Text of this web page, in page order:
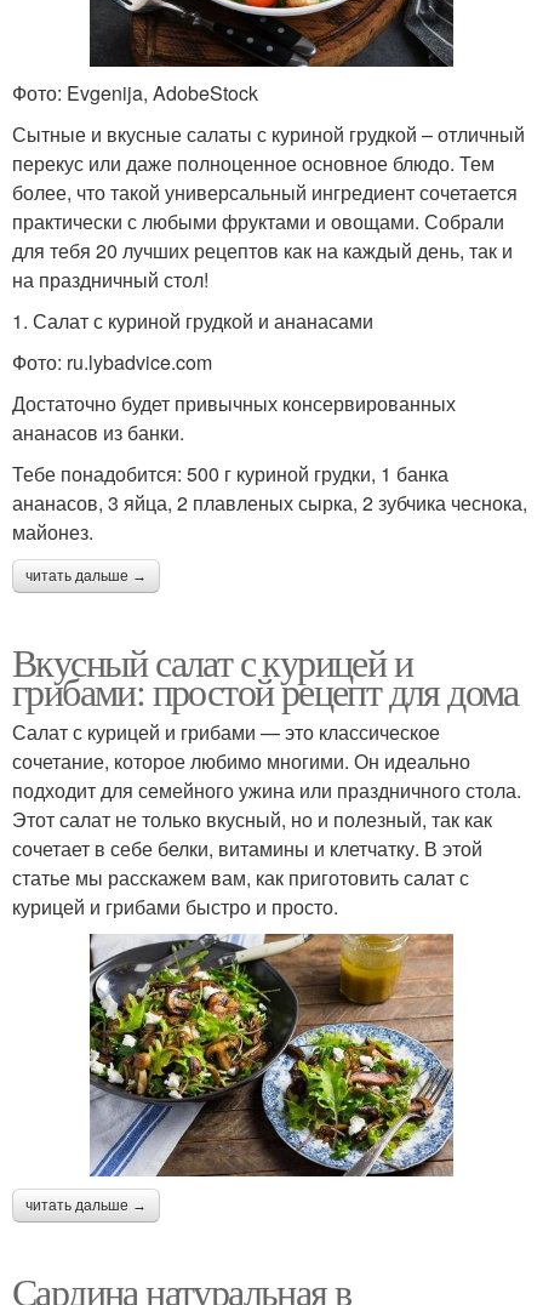
Фото: Evgenija, AdobeStock
Сытные и вкусные салаты с куриной грудкой – отличный
перекус или даже полноценное основное блюдо. Тем
более, что такой универсальный ингредиент сочетается
практически с любыми фруктами и овощами. Собрали
для тебя 20 лучших рецептов как на каждый день, так и
на праздничный стол!
1. Салат с куриной грудкой и ананасами
Фото: ru.lybadvice.com
Достаточно будет привычных консервированных
ананасов из банки.
Тебе понадобится: 500 г куриной грудки, 1 банка
ананасов, 3 яйца, 2 плавленых сырка, 2 зубчика чеснока,
майонез.
читать дальше →
Вкусный салат с курицей и
грибами: простой рецепт для дома
Салат с курицей и грибами — это классическое
сочетание, которое любимо многими. Он идеально
подходит для семейного ужина или праздничного стола.
Этот салат не только вкусный, но и полезный, так как
сочетает в себе белки, витамины и клетчатку. В этой
статье мы расскажем вам, как приготовить салат с
курицей и грибами быстро и просто.
читать дальше →
Сардина натуральная в